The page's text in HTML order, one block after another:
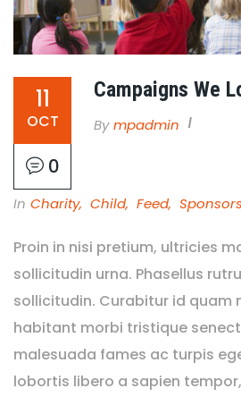
11
OCT
0
Campaigns We
By Mpadmin
In Charity, Child, Feed,
Proin in nisi pretium, ultricies
sollicitudin urna. Phasellus
sollicitudin. Curabitur id quam
habitant morbi tristique
malesuada fames ac turpis
lobortis libero a sapien